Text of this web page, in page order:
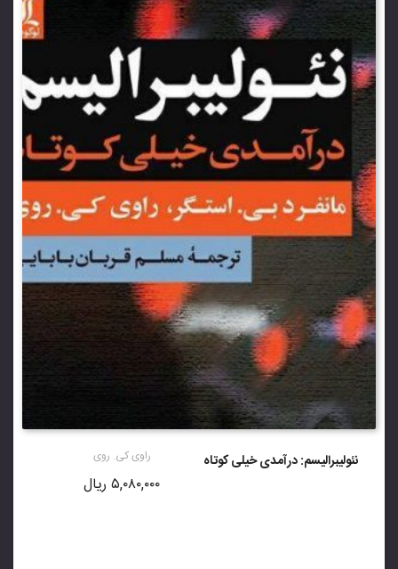
نئولیبرالیسم: درآمدی خیلی کوتاه راوی کی. روی
۵,۰۸۰,۰۰۰ ریال